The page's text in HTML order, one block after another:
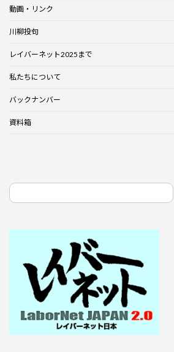
動画・リンク
川柳投句
レイバーネット2025まで
私たちについて
バックナンバー
資料箱